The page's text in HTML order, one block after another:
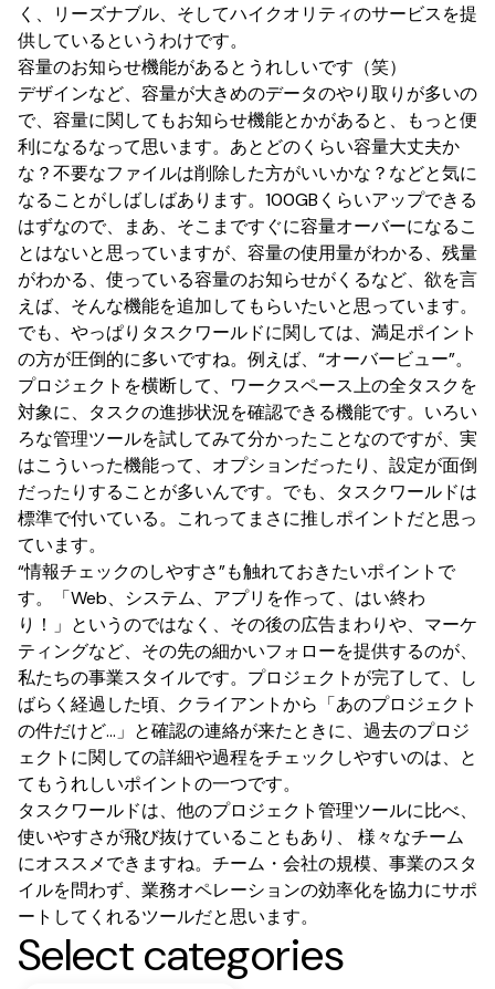
く、リーズナブル、そしてハイクオリティのサービスを提
供しているというわけです。
容量のお知らせ機能があるとうれしいです（笑）
デザインなど、容量が大きめのデータのやり取りが多いの
で、容量に関してもお知らせ機能とかがあると、もっと便
利になるなって思います。あとどのくらい容量大丈夫か
な？不要なファイルは削除した方がいいかな？などと気に
なることがしばしばあります。100GBくらいアップできる
はずなので、まあ、そこまですぐに容量オーバーになるこ
とはないと思っていますが、容量の使用量がわかる、残量
がわかる、使っている容量のお知らせがくるなど、欲を言
えば、そんな機能を追加してもらいたいと思っています。
でも、やっぱりタスクワールドに関しては、満足ポイント
の方が圧倒的に多いですね。例えば、“オーバービュー”。
プロジェクトを横断して、ワークスペース上の全タスクを
対象に、タスクの進捗状況を確認できる機能です。いろい
ろな管理ツールを試してみて分かったことなのですが、実
はこういった機能って、オプションだったり、設定が面倒
だったりすることが多いんです。でも、タスクワールドは
標準で付いている。これってまさに推しポイントだと思っ
ています。
“情報チェックのしやすさ”も触れておきたいポイントで
す。「Web、システム、アプリを作って、はい終わ
り！」というのではなく、その後の広告まわりや、マーケ
ティングなど、その先の細かいフォローを提供するのが、
私たちの事業スタイルです。プロジェクトが完了して、し
ばらく経過した頃、クライアントから「あのプロジェクト
の件だけど…」と確認の連絡が来たときに、過去のプロジ
ェクトに関しての詳細や過程をチェックしやすいのは、と
てもうれしいポイントの一つです。
タスクワールドは、他のプロジェクト管理ツールに比べ、
使いやすさが飛び抜けていることもあり、 様々なチーム
にオススメできますね。チーム・会社の規模、事業のスタ
イルを問わず、業務オペレーションの効率化を協力にサポ
ートしてくれるツールだと思います。
Select categories